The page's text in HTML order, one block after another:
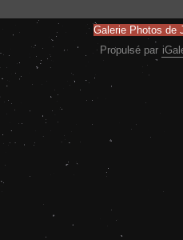
Galerie Photos de
Propulsé par